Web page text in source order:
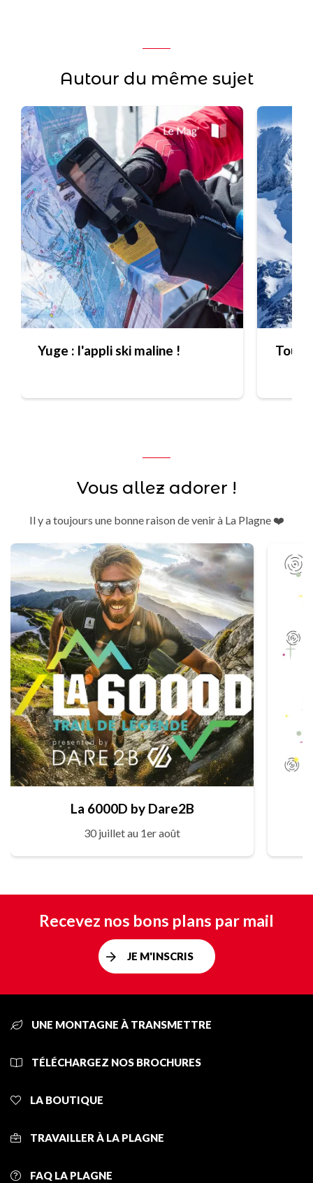
Autour du même sujet
Yuge : l'appli ski maline ! Tout
Vous allez adorer !
Il y a toujours une bonne raison de venir à La Plagne ❤️
La 6000D by Dare2B
30 juillet au 1er août
Recevez nos bons plans par mail
JE M'INSCRIS
UNE MONTAGNE À TRANSMETTRE
TÉLÉCHARGEZ NOS BROCHURES
LA BOUTIQUE
TRAVAILLER À LA PLAGNE
FAQ LA PLAGNE